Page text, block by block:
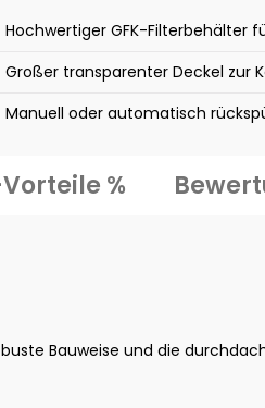
Hochwertiger GFK-Filterbehälter
Großer transparenter Deckel zur
Manuell oder automatisch
%
Bauweise und die